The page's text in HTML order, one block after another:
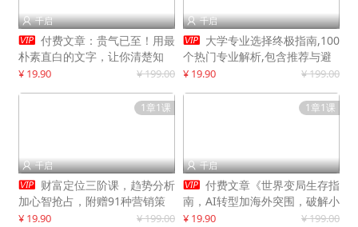
 千启
 付费文章：贵气已至！用最
朴素直白的文字，让你清楚知
道，该如何接住这一次时代的泼
¥ 19.90 ¥ 199.00
 千启
 大学专业选择终极指南,100
个热门专业解析,包含推荐与避
雷实用建议
¥ 19.90 ¥ 199.00
1章1课
 千启
 财富定位三阶课，趋势分析
加心智抢占，附赠91种营销策
略模型
¥ 19.90 ¥ 199.00
1章1课
 千启
 付费文章《世界变局生存指
南，AI转型加海外突围，破解小
城市生存陷阱》
¥ 19.90 ¥ 199.00